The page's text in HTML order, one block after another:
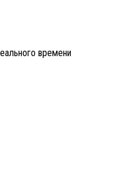
времени